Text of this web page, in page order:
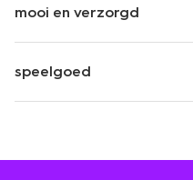
mooi en verzorgd
speelgoed